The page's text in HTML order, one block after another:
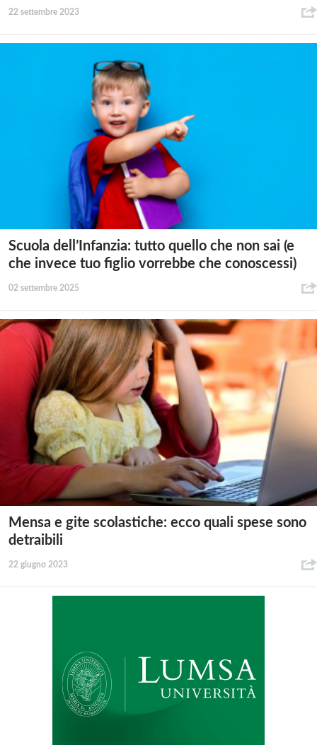
22 settembre 2023
Scuola dell’Infanzia: tutto quello che non sai (e
che invece tuo figlio vorrebbe che conoscessi)
02 settembre 2025
Mensa e gite scolastiche: ecco quali spese sono
detraibili
22 giugno 2023